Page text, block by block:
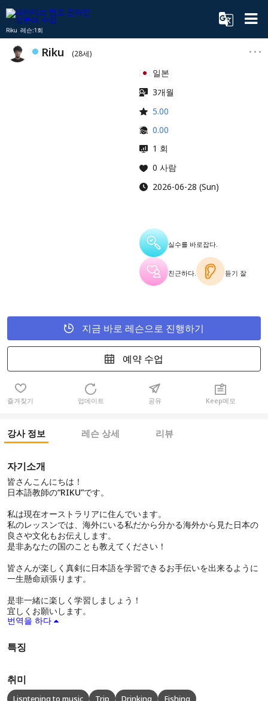
Riku 레슨:1회
Riku (28세)
일본
3개월
5.00
0.00
1 회
0 사람
2026-06-28 (Sun)
실수를 바로잡다.
친근하다. 듣기 잘
지금 바로 레슨으로 진행하기
예약 수업
즐겨찾기 업데이트 공유 Keep메모
강사 정보 레슨 상세 리뷰
자기소개
皆さんこんにちは！
日本語教師の“RIKU”です。
私は現在オーストラリアに住んでいます。
私のレッスンでは、海外にいる私だから分かる海外から見た日本の
良さや文化もお伝えします。
是非あなたの国のことも教えてください！
皆さんが楽しく真剣に日本語を学習できるお手伝いを出来るように
一生懸命頑張ります。
是非一緒に楽しく学習しましょう！
宜しくお願いします。
번역을 하다
특징
취미
Lisntening to music Trip Drinking Fishing